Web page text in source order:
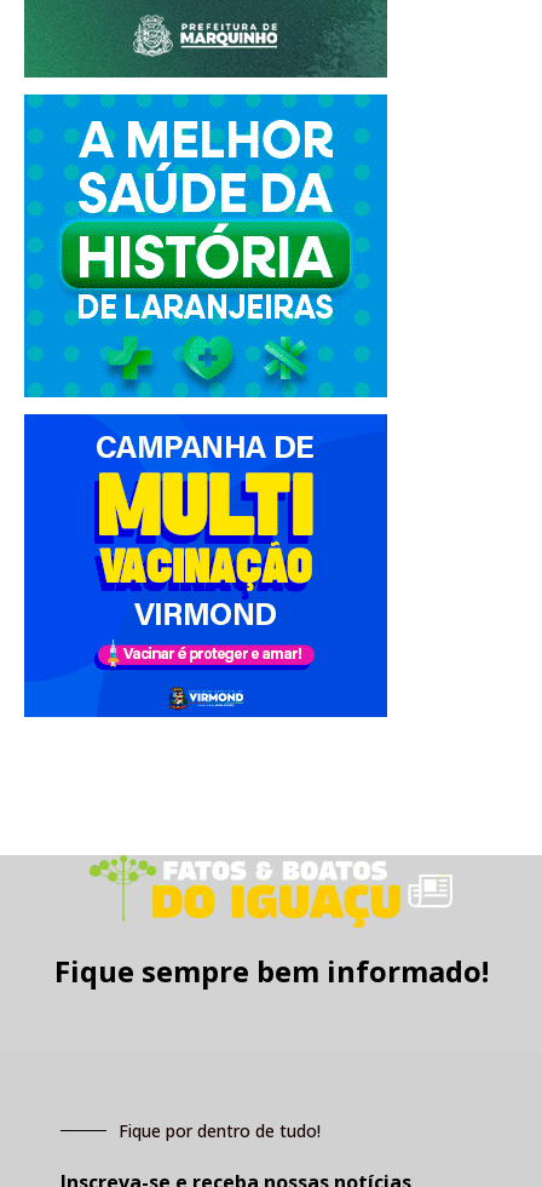
Fique sempre bem informado!
Fique por dentro de tudo!
Inscreva-se e receba nossas notícias